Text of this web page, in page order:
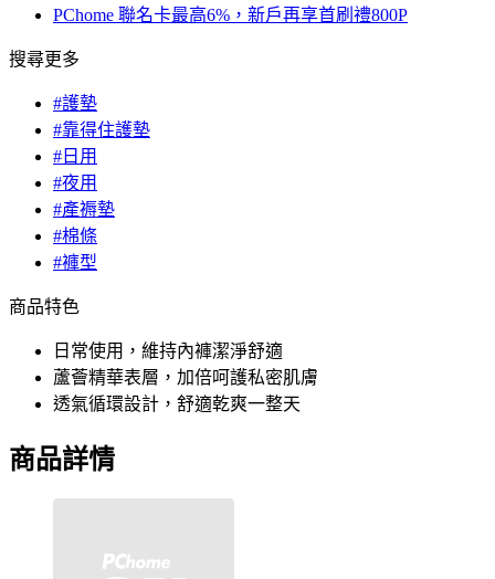
PChome 聯名卡最高6%，新戶再享首刷禮800P
搜尋更多
#護墊
#靠得住護墊
#日用
#夜用
#產褥墊
#棉條
#褲型
商品特色
日常使用，維持內褲潔淨舒適
蘆薈精華表層，加倍呵護私密肌膚
透氣循環設計，舒適乾爽一整天
商品詳情